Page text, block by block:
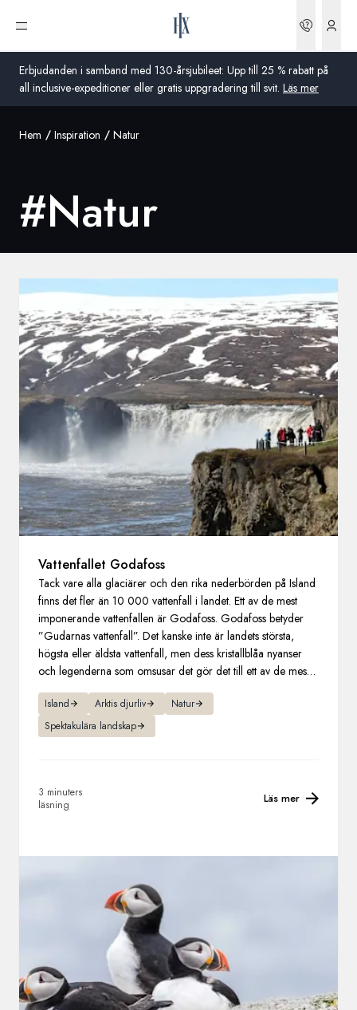
Erbjudanden i samband med 130-årsjubileet: Upp till 25 % rabatt på
all inclusive-expeditioner eller gratis uppgradering till svit. Läs mer
Öppna meny
Sverige
Storbritannien
Tyskland
Schweiz
Frankrike
Sverige
Danmark
Norge
Global
Hem Inspiration Natur
#Natur
Vattenfallet Godafoss
Tack vare alla glaciärer och den rika nederbörden på Island
finns det fler än 10 000 vattenfall i landet. Ett av de mest
imponerande vattenfallen är Godafoss. Godafoss betyder
”Gudarnas vattenfall”. Det kanske inte är landets största,
högsta eller äldsta vattenfall, men dess kristallblåa nyanser
och legenderna som omsusar det gör det till ett av de mest
berömda.
Island Arktis djurliv
Natur
Spektakulära landskap
3 minuters
läsning
Läs mer